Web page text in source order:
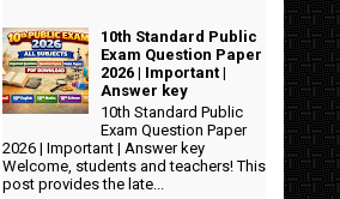
10th Standard Public
Exam Question Paper
2026 | Important |
Answer key
10th Standard Public
Exam Question Paper
2026 | Important | Answer key
Welcome, students and teachers! This
post provides the late...